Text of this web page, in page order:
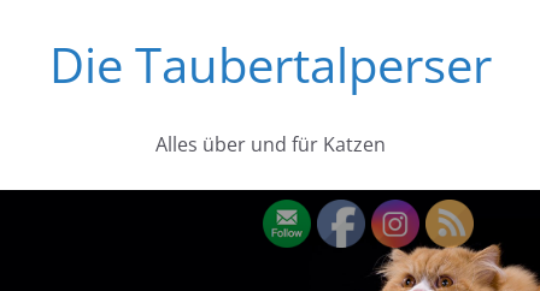
springenDie Taubertalperser
Alles über und für Katzen